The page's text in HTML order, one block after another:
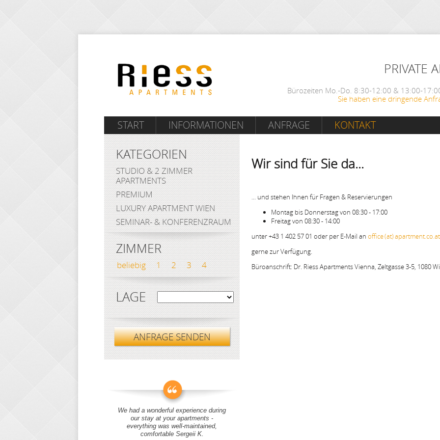
PRIVATE
Bürozeiten Mo.-Do. 8:30-12:00 & 13:00-
Sie haben eine dringende
START INFORMATIONEN ANFRAGE KONTAKT
Wir sind für Sie da...
... und stehen Ihnen für Fragen & Reservierungen
Montag bis Donnerstag von 08:30 - 17:00
Freitag von 08:30 - 14:00
unter +43 1 402 57 01 oder per E-Mail an office (at) apartment.co.at
gerne zur Verfügung.
Büroanschrift: Dr. Riess Apartments Vienna, Zeltgasse 3-5, 1080
KATEGORIEN
STUDIO & 2 ZIMMER
APARTMENTS
PREMIUM
LUXURY APARTMENT WIEN
SEMINAR- & KONFERENZRAUM
ZIMMER
beliebig 1 2 3 4
LAGE
ANFRAGE SENDEN
We had a wonderful experience during
our stay at your apartments -
everything was well-maintained,
comfortable Sergeii K.